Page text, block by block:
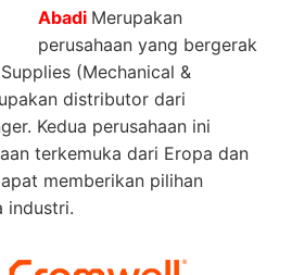
Abadi Merupakan
perusahaan yang bergerak
(Mechanical &
distributor dari
Kedua perusahaan ini
terkemuka dari Eropa dan
memberikan pilihan
industri.